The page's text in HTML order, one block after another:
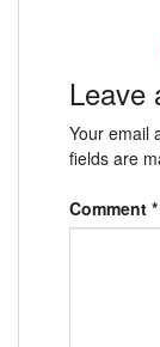
Leave
Your email
fields are
Comment *